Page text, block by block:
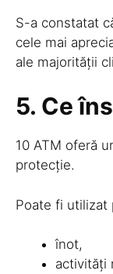
S-a constatat
cele mai
ale majorității
5. Ce
10 ATM oferă
protecție.
Poate fi utilizat
înot,
activități